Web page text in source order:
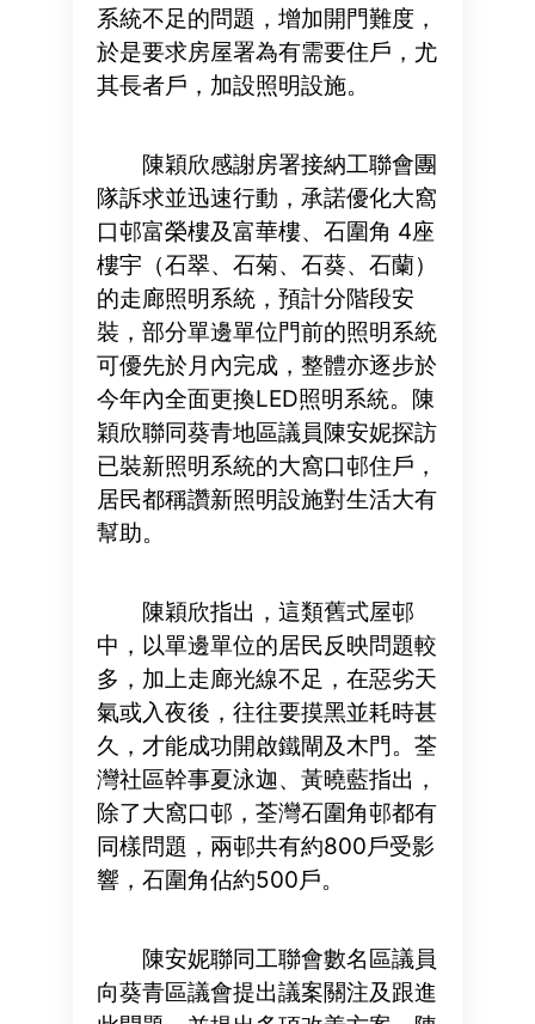
系統不足的問題，增加開門難度，
於是要求房屋署為有需要住戶，尤
其長者戶，加設照明設施。
陳穎欣感謝房署接納工聯會團
隊訴求並迅速行動，承諾優化大窩
口邨富榮樓及富華樓、石圍角 4座
樓宇（石翠、石菊、石葵、石蘭）
的走廊照明系統，預計分階段安
裝，部分單邊單位門前的照明系統
可優先於月內完成，整體亦逐步於
今年內全面更換LED照明系統。陳
穎欣聯同葵青地區議員陳安妮探訪
已裝新照明系統的大窩口邨住戶，
居民都稱讚新照明設施對生活大有
幫助。
陳穎欣指出，這類舊式屋邨
中，以單邊單位的居民反映問題較
多，加上走廊光線不足，在惡劣天
氣或入夜後，往往要摸黑並耗時甚
久，才能成功開啟鐵閘及木門。荃
灣社區幹事夏泳迦、黃曉藍指出，
除了大窩口邨，荃灣石圍角邨都有
同樣問題，兩邨共有約800戶受影
響，石圍角佔約500戶。
陳安妮聯同工聯會數名區議員
向葵青區議會提出議案關注及跟進